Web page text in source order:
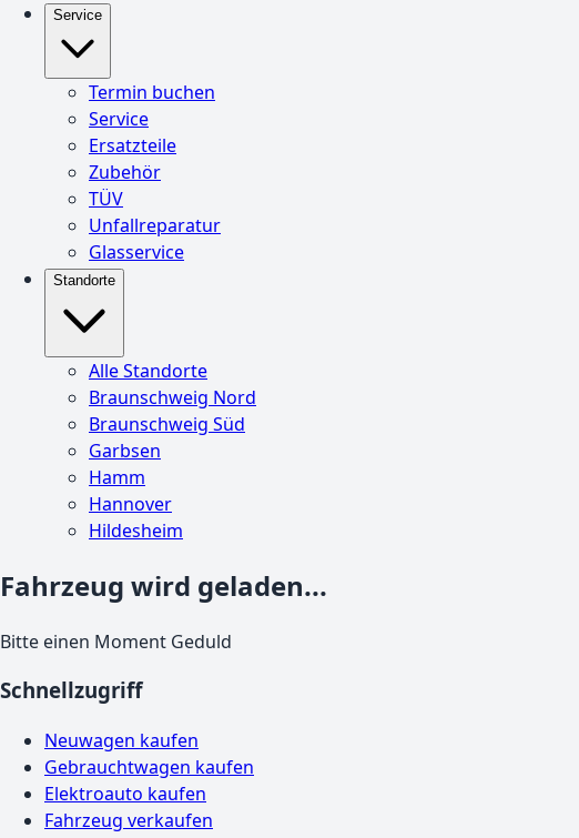
Service
Termin buchen
Service
Ersatzteile
Zubehör
TÜV
Unfallreparatur
Glasservice
Standorte
Alle Standorte
Braunschweig Nord
Braunschweig Süd
Garbsen
Hamm
Hannover
Hildesheim
Fahrzeug wird geladen...
Bitte einen Moment Geduld
Schnellzugriff
Neuwagen kaufen
Gebrauchtwagen kaufen
Elektroauto kaufen
Fahrzeug verkaufen